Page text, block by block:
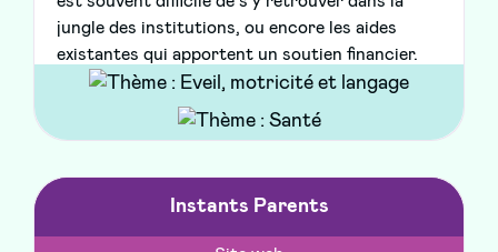
jungle des institutions, ou encore les aides
existantes qui apportent un soutien financier.
Instants Parents